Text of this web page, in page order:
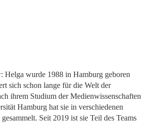
: Helga wurde 1988 in Hamburg geboren
sich schon lange für die Welt der
ihrem Studium der Medienwissenschaften
Hamburg hat sie in verschiedenen
Seit 2019 ist sie Teil des Teams